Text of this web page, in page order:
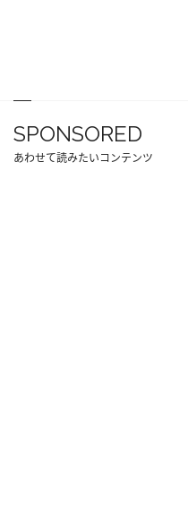
SPONSORED
あわせて読みたいコンテンツ